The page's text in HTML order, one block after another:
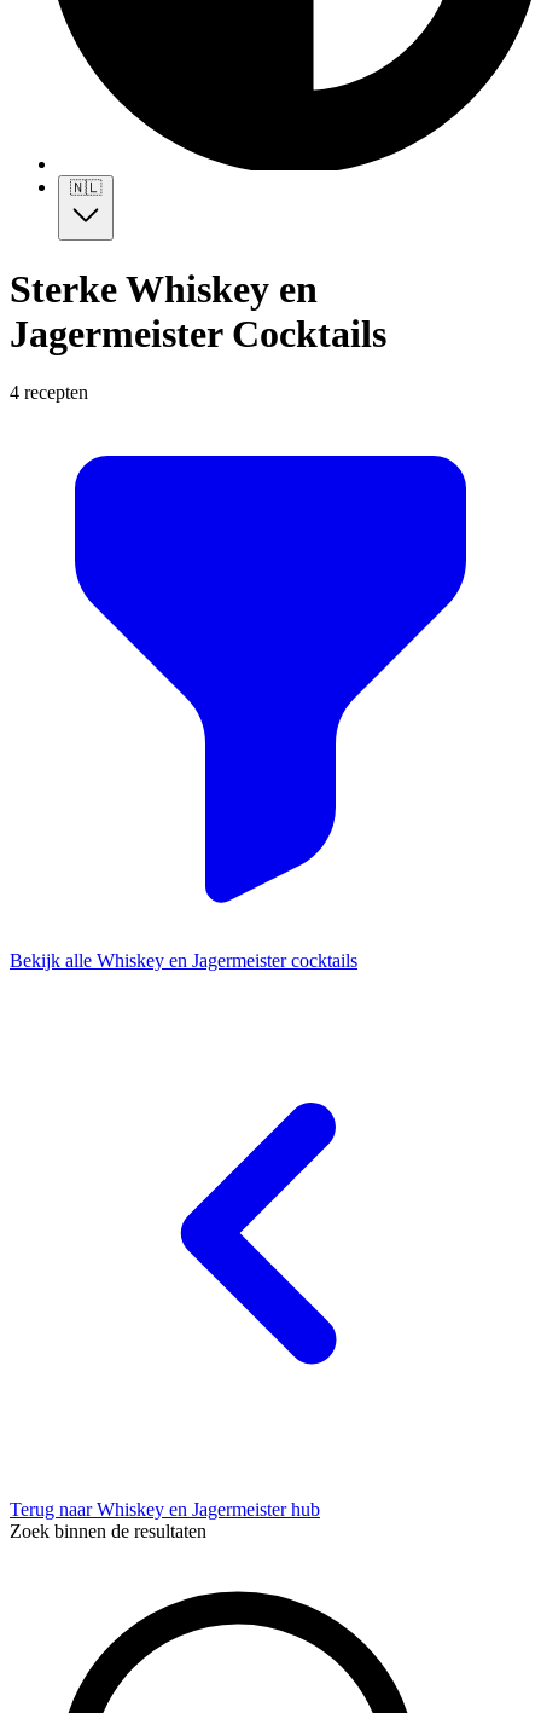
🇳🇱
Sterke Whiskey en
Jagermeister Cocktails
4 recepten
Bekijk alle Whiskey en Jagermeister cocktails
Terug naar Whiskey en Jagermeister hub
Zoek binnen de resultaten